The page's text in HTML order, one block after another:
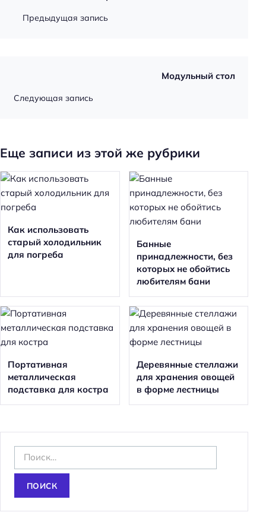
Предыдущая запись
Модульный стол
Следующая запись
Еще записи из этой же рубрики
Как использовать
старый холодильник
для погреба
Банные
принадлежности, без
которых не обойтись
любителям бани
Портативная
металлическая
подставка для костра
Деревянные стеллажи
для хранения овощей
в форме лестницы
а
и